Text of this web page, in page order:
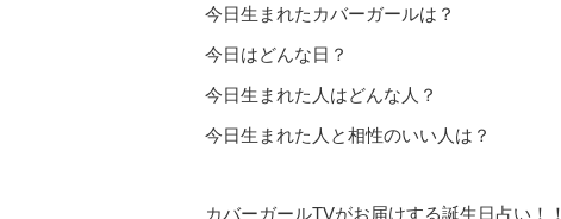
今日生まれたカバーガールは？
今日はどんな日？
今日生まれた人はどんな人？
今日生まれた人と相性のいい人は？
カバーガールTVがお届けする誕生日占い！！